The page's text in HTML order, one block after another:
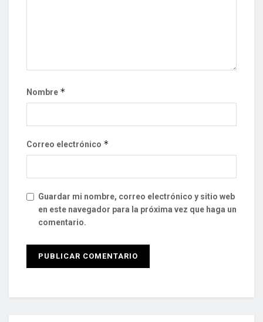
Nombre *
Correo electrónico *
Guardar mi nombre, correo electrónico y sitio web
en este navegador para la próxima vez que haga un
comentario.